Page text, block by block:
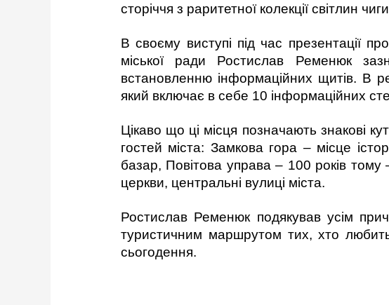
сторіччя з раритетної колекції світлин
В своєму виступі під час презентації
міської ради Ростислав Ременюк
встановленню інформаційних щитів. В
який включає в себе 10 інформаційних
Цікаво що ці місця позначають знакові
гостей міста: Замкова гора – місце
базар, Повітова управа – 100 років тому
церкви, центральні вулиці міста.
Ростислав Ременюк подякував усім
туристичним маршрутом тих, хто
сьогодення.